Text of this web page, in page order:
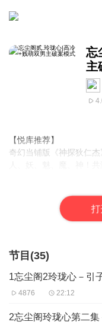
忘
主
【悦库推荐】
奇幻当铺版《神探狄仁
大唐传奇系列已出版了
奇的第二部曲，也可视
繁华的大唐洛阳，胆小
共同经营起一家破败的
边侦破一起起神秘的当
正气熏陶下逐渐成长，
笑……
打
节目(35)
1忘尘阁2玲珑心－引
4876 22:12
2忘尘阁玲珑心第二集